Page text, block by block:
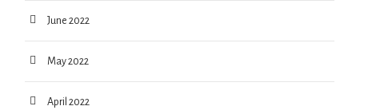
June 2022
May 2022
April 2022